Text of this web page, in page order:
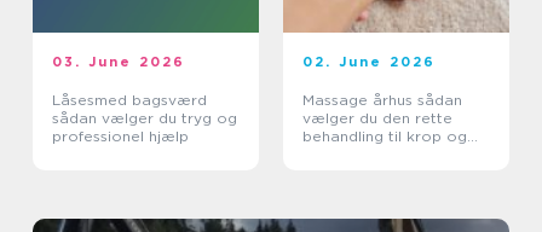
03. June 2026
Låsesmed bagsværd
sådan vælger du tryg og
professionel hjælp
02. June 2026
Massage århus sådan
vælger du den rette
behandling til krop og